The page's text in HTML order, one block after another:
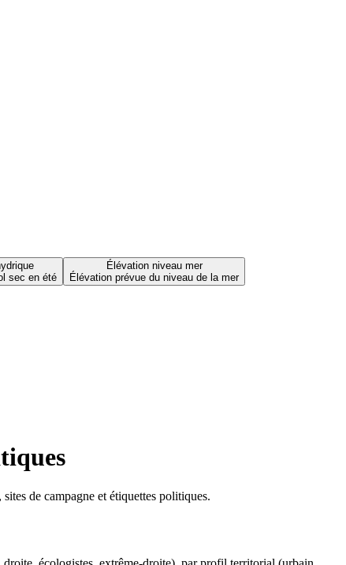
sec en été
Élévation niveau mer
Élévation prévue du niveau de la mer
de campagne et étiquettes politiques.